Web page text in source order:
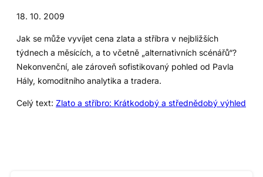
18. 10. 2009
Jak se může vyvíjet cena zlata a stříbra v nejbližších
týdnech a měsících, a to včetně „alternativních scénářů“?
Nekonvenční, ale zároveň sofistikovaný pohled od Pavla
Hály, komoditního analytika a tradera.
Celý text: Zlato a stříbro: Krátkodobý a střednědobý výhled